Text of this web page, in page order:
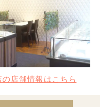
店舗情報はこちら